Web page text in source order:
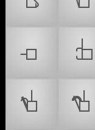
𝠵
𝠶
𝠺
𝠻